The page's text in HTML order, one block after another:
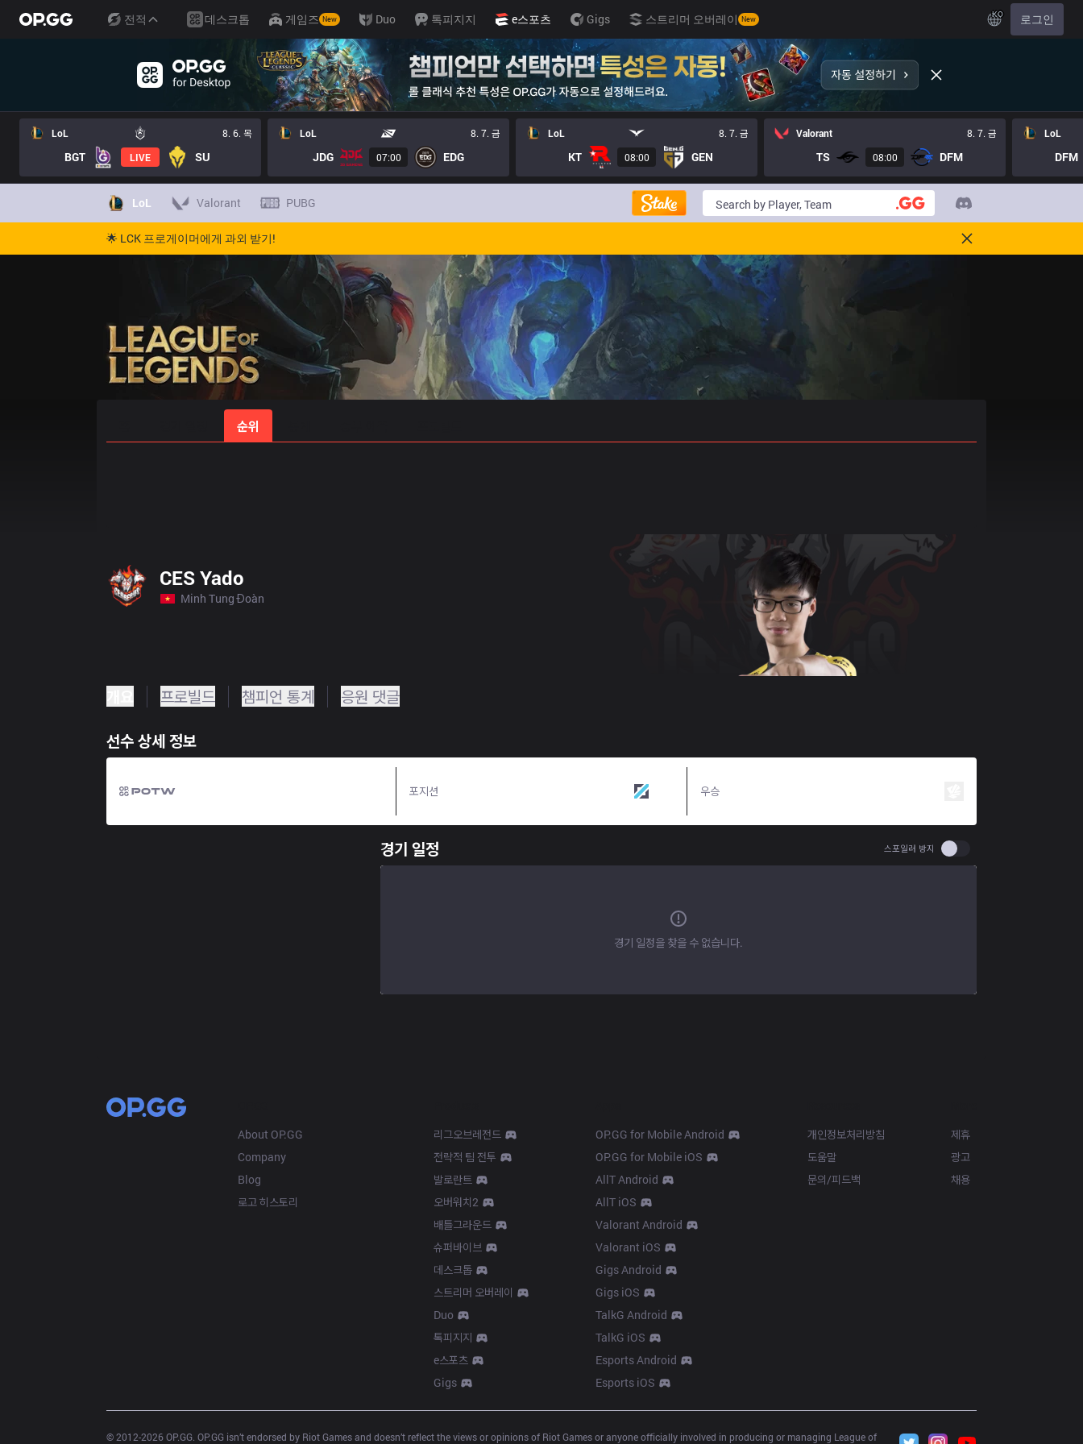
전적 데스크톱 게임즈 New Duo 톡피지지 e스포츠 Gigs 스트리머 오버레이 New KO 로그인
LoL 8. 6. 목
BGT LIVE SU
LoL 8. 7. 금
JDG 07:00 EDG
LoL 8. 7. 금
KT 08:00 GEN
Valorant 8. 7. 금
TS 08:00 DFM
LoL
DFM
LoL Valorant PUBG
🌟 LCK 프로게이머에게 과외 받기!
순위
CES Yado
Minh Tung Đoàn
프로빌드 챔피언 통계 응원 댓글
선수 상세 정보
포지션 우승
경기 일정 스포일러 방지 Use setting spoiler
경기 일정을 찾을 수 없습니다.
About OP.GG
Company
Blog
로고 히스토리
리그오브레전드
전략적 팀 전투
발로란트
오버워치2
배틀그라운드
슈퍼바이브
데스크톱
스트리머 오버레이
Duo
톡피지지
e스포츠
Gigs
OP.GG for Mobile Android
OP.GG for Mobile iOS
AllT Android
AllT iOS
Valorant Android
Valorant iOS
Gigs Android
Gigs iOS
TalkG Android
TalkG iOS
Esports Android
Esports iOS
개인정보처리방침
도움말
문의/피드백
제휴
광고
채용
© 2012-2026 OP.GG. OP.GG isn’t endorsed by Riot Games and doesn’t reflect the views or opinions of Riot Games or anyone officially involved in producing or managing League of